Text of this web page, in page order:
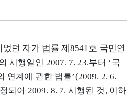
던 자가 법률 제8541호 국민연
시행일인 2007. 7. 23.부터 ‘국
연계에 관한 법률’(2009. 2. 6.
되어 2009. 8. 7. 시행된 것, 이하